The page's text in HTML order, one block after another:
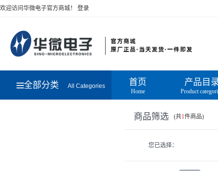
欢迎访问华微电子官方商城！ 登录
全部分类 All Categories 首页
Home
产品目
Product
商品筛选 (共1件商品)
您已选择：